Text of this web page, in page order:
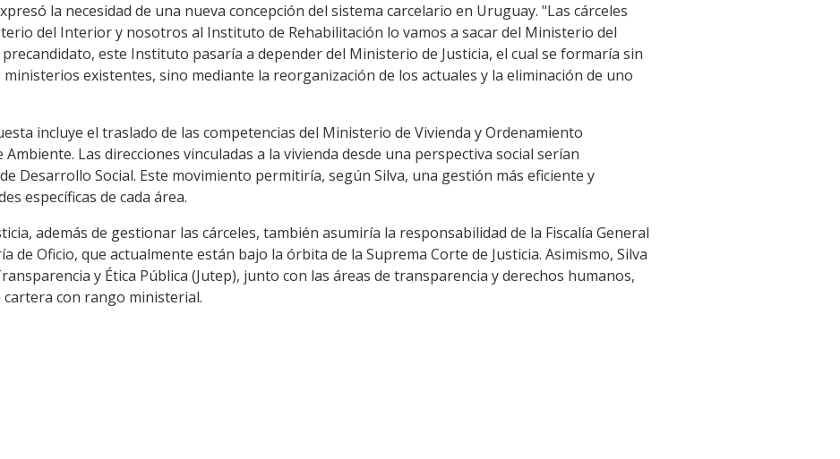
la necesidad de una nueva concepción del sistema carcelario en Uruguay. "Las cárceles
del Interior y nosotros al Instituto de Rehabilitación lo vamos a sacar del Ministerio del
este Instituto pasaría a depender del Ministerio de Justicia, el cual se formaría sin
existentes, sino mediante la reorganización de los actuales y la eliminación de uno
incluye el traslado de las competencias del Ministerio de Vivienda y Ordenamiento
Las direcciones vinculadas a la vivienda desde una perspectiva social serían
Desarrollo Social. Este movimiento permitiría, según Silva, una gestión más eficiente y
específicas de cada área.
además de gestionar las cárceles, también asumiría la responsabilidad de la Fiscalía General
de Oficio, que actualmente están bajo la órbita de la Suprema Corte de Justicia. Asimismo, Silva
y Ética Pública (Jutep), junto con las áreas de transparencia y derechos humanos,
con rango ministerial.